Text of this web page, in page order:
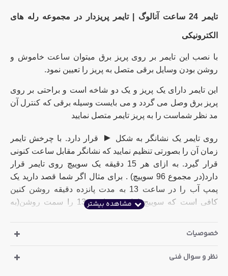
تایمر 24 ساعت آنالوگ | تایمر پریزدار در مجموعه رله های
الکترونیکی
با نصب این تایمر بر روی پریز برق میتوان ساعت خاموش و
روشن بودن وسایل برقی متصل به پریز را تعیین نمود.
این تایمر دارای یک پریز و یک دو شاخه است و براحتی بر روی
پریز برق وصل می گردد و می بایست وسیله برقی که کنترل آن
مد نظر شماست را به پریز تایمر متصل نمایید
روی تایمر یک نشانگر به شکل ►
قرار دارد. با چرخش تایمر
زمان آن را بصورتی تنظیم نمایید که نشانگر مقابل ساعت کنونی
قرار گیرد. به ازای هر 15 دقیقه یک سوییچ روی تایمر قرار
دارد(در مجموع 96 سوییچ) . برای مثال اگر شما قصد دارید یک
پمپ آب را در ساعت 13 به مدت پانزده دقیقه روشن کنین
کافی است که سوییچ اول در ساعت 13 را سمت روشن(به
دیگر تایم های روشن و خاموش دستگاه برقی خود را تنظیم
نمایید. در واقع شما میتوانید دستگاه را در هر تعداد زمانی(96
خصوصیات
نظر و سوال فنی